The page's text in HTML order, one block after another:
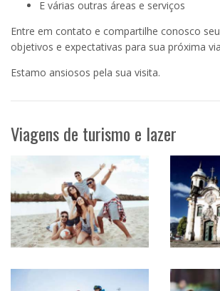
E várias outras áreas e serviços
Entre em contato e compartilhe conosco
objetivos e expectativas para sua próxima
Estamo ansiosos pela sua visita.
Viagens de turismo e lazer